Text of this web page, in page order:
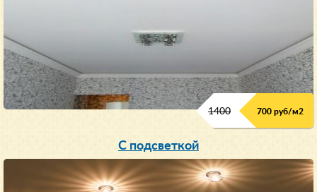
1400 700 руб/м2
С подсветкой